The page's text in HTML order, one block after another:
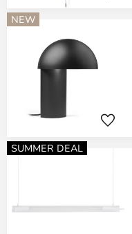
NEW
SUMMER DEAL